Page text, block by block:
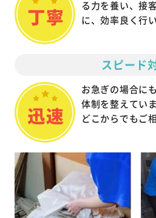
る力を養い、接
に、効率良く行い
スピード
お急ぎの場合に
体制を整えてい
どこからでもご